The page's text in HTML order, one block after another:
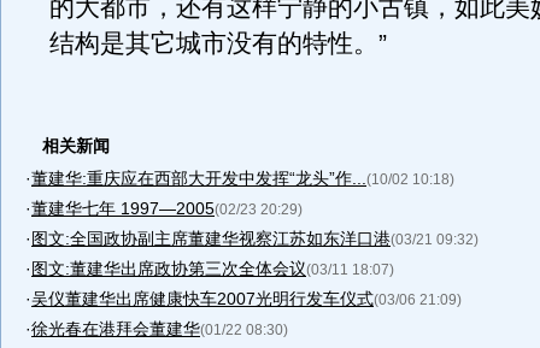
的大都市，还有这样宁静的小古镇，如此美
结构是其它城市没有的特性。”
相关新闻
·董建华:重庆应在西部大开发中发挥“龙头”作... (10/02 10:18)
·董建华七年 1997—2005(02/23 20:29)
·图文:全国政协副主席董建华视察江苏如东洋口港(03/21 09:32)
·图文:董建华出席政协第三次全体会议(03/11 18:07)
·吴仪董建华出席健康快车2007光明行发车仪式(03/06 21:09)
·徐光春在港拜会董建华(01/22 08:30)